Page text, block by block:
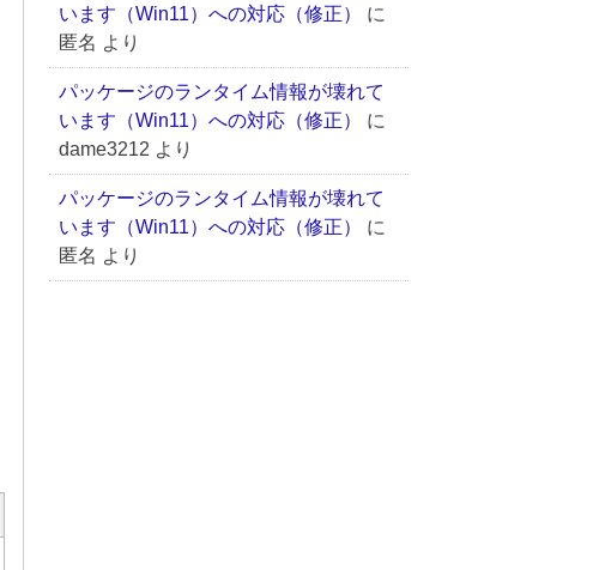
います（Win11）への対応（修正）
に
匿名 より
パッケージのランタイム情報が壊れて
います（Win11）への対応（修正）
に
dame3212 より
パッケージのランタイム情報が壊れて
います（Win11）への対応（修正）
に
匿名 より